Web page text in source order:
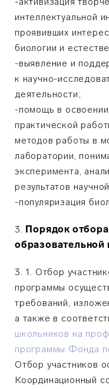
интеллектуальной
проявивших
биологии и
-выявление и
к научно-
деятельности;
-помощь в
практической
методов работы в
лаборатории,
эксперимента,
результатов
-популяризация
Порядок
1. Отбор
программы
требований,
а также в
школьников на
программы Фонда
Отбор участников
Координационный